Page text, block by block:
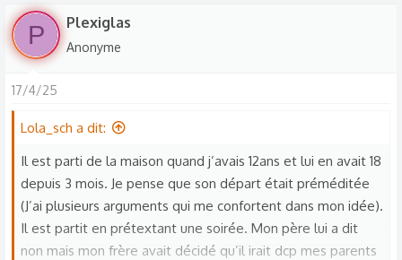
à lui par hasard. J’étais à 1m de lui, j’ai eu peur et je me suis
cachée dans les toilettes. C’est un peu lâche de faire ça.
Quand je suis sorti mon père m’a dit « T’inquiète je suis là il
Si j’ai écris ça, c’est juste pour avoir des avis si des
personnes peuvent me dire ce que je peux faire. Je prends
essayé également d’en parler avec mes parents mais je
tourne souvent ça à la dérision pour dédramatiser ce qui
s’est passé.
P Plexiglas
Anonyme
17/4/25
Lola_sch a dit:
Il est parti de la maison quand j’avais 12ans et lui en avait 18
depuis 3 mois. Je pense que son départ était préméditée
(J’ai plusieurs arguments qui me confortent dans mon idée).
Il est partit en prétextant une soirée. Mon père lui a dit
non mais mon frère avait décidé qu’il irait dcp mes parents